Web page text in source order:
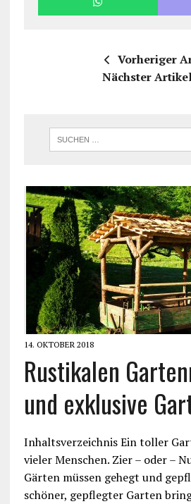
Vorheriger
Nächster
14. OKTOBER 2018
Rustikalen
und exklusive
Inhaltsverzeichnis Ein toller
vieler Menschen. Zier – oder –
Gärten müssen gehegt und
schöner, gepflegter Garten